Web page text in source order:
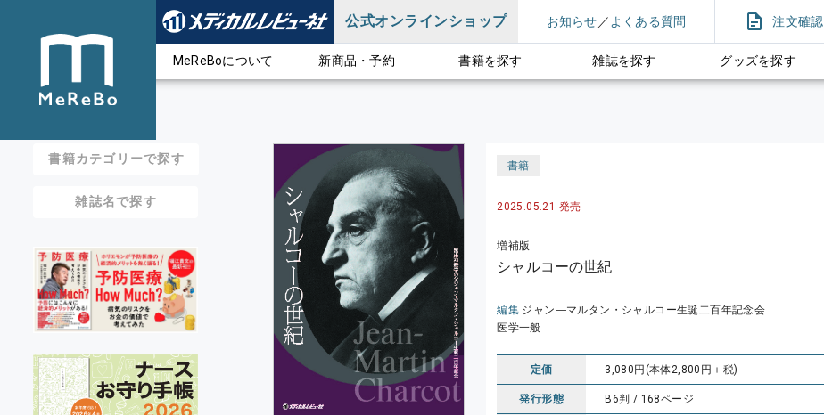
公式オンラインショップ お知らせ ／ よくある質問 注文確認
MeReBoについて 新商品・予約 書籍を探す 雑誌を探す グッズを探す
書籍カテゴリーで探す
雑誌名で探す
書籍
2025.05.21 発売
増補版
シャルコーの世紀
編集 ジャン―マルタン・シャルコー生誕二百年記念会
医学一般
定価 3,080円(本体2,800円＋税)
発行形態 B6判 / 168ページ